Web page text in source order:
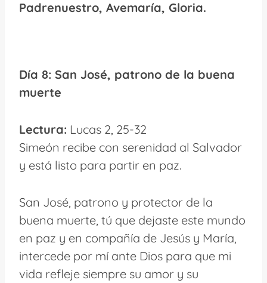
Padrenuestro, Avemaría, Gloria.
Día 8: San José, patrono de la buena
muerte
Lectura: Lucas 2, 25-32
Simeón recibe con serenidad al Salvador
y está listo para partir en paz.
San José, patrono y protector de la
buena muerte, tú que dejaste este mundo
en paz y en compañía de Jesús y María,
intercede por mí ante Dios para que mi
vida refleje siempre su amor y su